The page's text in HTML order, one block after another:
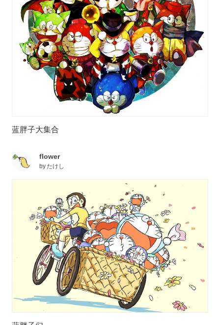
蓝胖子大集合
flower
byたけし